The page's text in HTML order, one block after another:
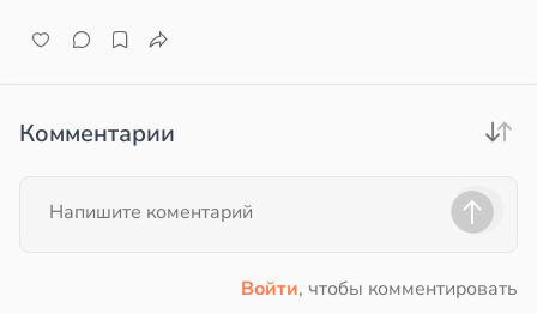
Комментарии
Войти, чтобы комментировать